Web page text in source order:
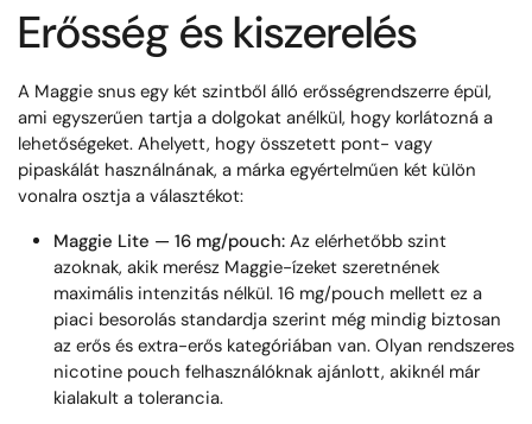
Erősség és kiszerelés
A Maggie snus egy két szintből álló erősségrendszerre épül,
ami egyszerűen tartja a dolgokat anélkül, hogy korlátozná a
lehetőségeket. Ahelyett, hogy összetett pont- vagy
pipaskálát használnának, a márka egyértelműen két külön
vonalra osztja a választékot:
Maggie Lite — 16 mg/pouch:Az elérhetőbb szint
azoknak, akik merész Maggie-ízeket szeretnének
maximális intenzitás nélkül. 16 mg/pouch mellett ez a
piaci besorolás standardja szerint még mindig biztosan
az erős és extra-erős kategóriában van. Olyan rendszeres
nicotine pouch felhasználóknak ajánlott, akiknél már
kialakult a tolerancia.